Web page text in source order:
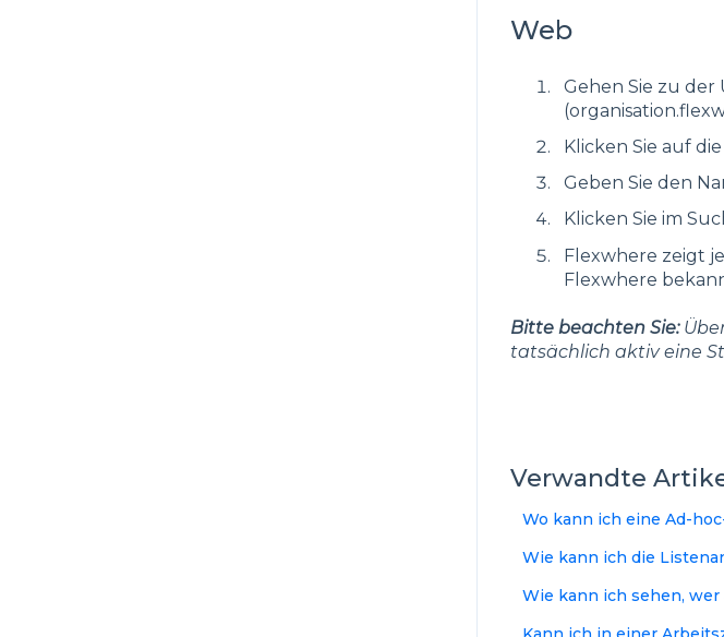
Web
Gehen Sie zu der
Klicken Sie auf
Geben Sie den
Klicken Sie im
Flexwhere zeigt
Flexwhere
Bitte beachten Sie:
tatsächlich aktiv eine
Verwandte
Wo kann ich eine Ad-
Wie kann ich die
Wie kann ich sehen,